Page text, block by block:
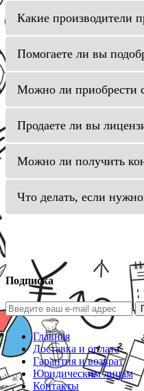
Какие производители
Помогаете ли вы
Можно ли приобрести
Продаете ли вы
Можно ли получить
Что делать, если
Подписка
Главная
Доставка и оплата
Гарантия и возврат
Юридическим лицам
Контакты